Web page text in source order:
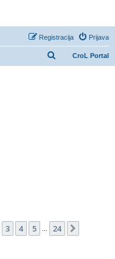
Prijava
Registracija
CroL Portal
1/ 24.
3 4 5 24